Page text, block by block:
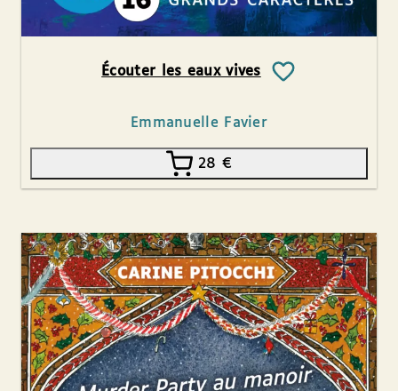
Écouter les eaux vives
Emmanuelle Favier
28 €